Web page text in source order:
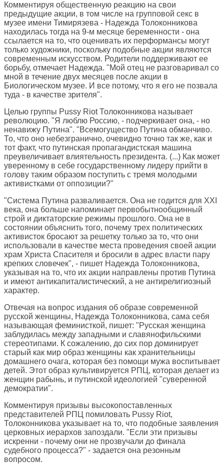
Комментируя общественную реакцию на свои
предыдущие акции, в том числе на групповой секс в
музее имени Тимирязева - Надежда Толоконникова
находилась тогда на 9-м месяце беременности - она
ссылается на то, что оценивать их перформансы могут
только художники, поскольку подобные акции являются
современным искусством. Родители поддерживают ее
борьбу, отмечает Надежда. "Мой отец не разговаривал со
мной в течение двух месяцев после акции в
Биологическом музее. И все потому, что я его не позвала
туда - в качестве зрителя".
Целью группы Pussy Riot Толоконникова называет
революцию. "Я люблю Россию, - подчеркивает она, - но
ненавижу Путина". "Всемогущество Путина обманчиво.
То, что оно небезгранично, очевидно точно так же, как и
тот факт, что путинская пропагандистская машина
преувеличивает влиятельность президента. (...) Как может
уверенному в себе государственному лидеру прийти в
голову таким образом поступить с тремя молодыми
активистками от оппозиции?"
"Система Путина разваливается. Она не годится для XXI
века, она больше напоминает первобытнообщинный
строй и диктаторские режимы прошлого. Она не в
состоянии объяснить того, почему трех политических
активисток бросают за решетку только за то, что они
использовали в качестве места проведения своей акции
храм Христа Спасителя и бросили в адрес власти пару
крепких словечек", - пишет Надежда Толоконникова,
указывая на то, что их акции направлены против Путина
и имеют антикапиталистический, а не антирелигиозный
характер.
Отвечая на вопрос издания об образе современной
русской женщины, Надежда Толоконникова, сама себя
называющая феминисткой, пишет: "Русская женщина
заблудилась между западными и славянофильскими
стереотипами. К сожалению, до сих пор доминирует
старый как мир образ женщины как хранительницы
домашнего очага, которая без помощи мужа воспитывает
детей. Этот образ культивируется РПЦ, которая делает из
женщин рабынь, и путинской идеологией "суверенной
демократии".
Комментируя призывы высокопоставленных
представителей РПЦ помиловать Pussy Riot,
Толоконникова указывает на то, что подобные заявления
церковных иерархов запоздали. "Если эти призывы
искренни - почему они не прозвучали до финала
судебного процесса?" - задается она резонным
вопросом.